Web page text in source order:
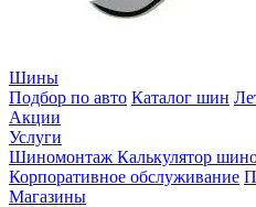
Шины
Подбор по авто Каталог шин
Акции
Услуги
Шиномонтаж Калькулятор
Корпоративное обслуживание
Магазины